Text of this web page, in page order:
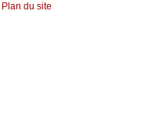
Plan du site